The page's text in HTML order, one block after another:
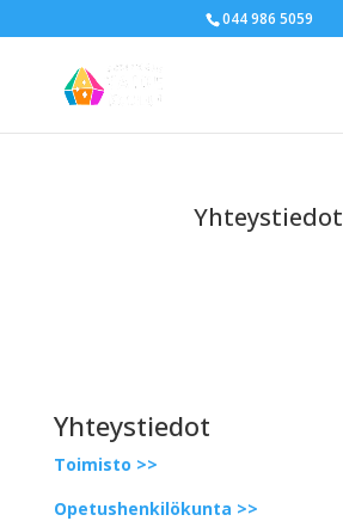
044 986 5059
Yhteystiedot
Yhteystiedot
Toimisto >>
Opetushenkilökunta >>